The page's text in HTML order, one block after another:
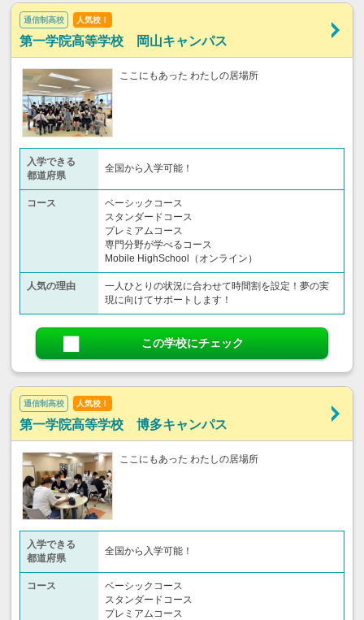
通信制高校 人気校！
第一学院高等学校 岡山キャンパス
ここにもあった わたしの居場所
入学できる
都道府県
全国から入学可能！
コース
ベーシックコース
スタンダードコース
プレミアムコース
専門分野が学べるコース
Mobile HighSchool（オンライン）
人気の理由
一人ひとりの状況に合わせて時間割を設定！夢の実
現に向けてサポートします！
この学校にチェック
通信制高校 人気校！
第一学院高等学校 博多キャンパス
ここにもあった わたしの居場所
入学できる
都道府県
全国から入学可能！
コース
ベーシックコース
スタンダードコース
プレミアムコース